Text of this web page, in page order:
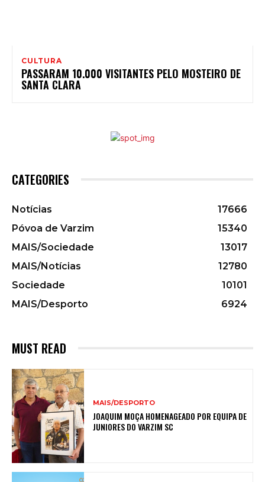
CULTURA
PASSARAM 10.000 VISITANTES PELO MOSTEIRO DE
SANTA CLARA
CATEGORIES
Notícias
17666
Póvoa de Varzim
15340
MAIS/Sociedade
13017
MAIS/Notícias
12780
Sociedade
10101
MAIS/Desporto
6924
MUST READ
MAIS/DESPORTO
JOAQUIM MOÇA HOMENAGEADO POR EQUIPA DE
JUNIORES DO VARZIM SC